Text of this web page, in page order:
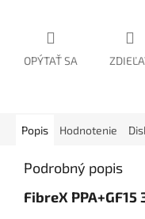
OPÝTAŤ SA
Popis Hodnotenie
Podrobný popis
FibreX PPA+GF15